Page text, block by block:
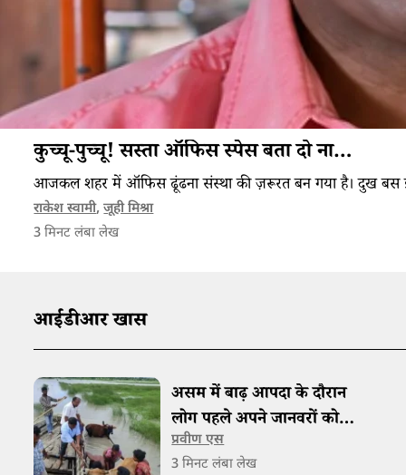
कुच्चू-पुच्चू! सस्ता ऑफिस स्पेस बता दो ना…
आजकल शहर में ऑफिस ढूंढना संस्था की ज़रूरत बन गया है। दुख बस
राकेश स्वामी,जूही मिश्रा
3 मिनट लंबा लेख
आईडीआर खास
असम में बाढ़ आपदा के दौरान
लोग पहले अपने जानवरों को
बचाते हैं
प्रवीण एस
3 मिनट लंबा लेख